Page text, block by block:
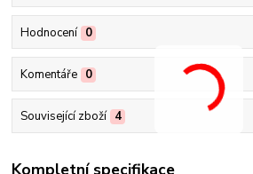
Hodnocení 0
Komentáře 0
Související zboží 4